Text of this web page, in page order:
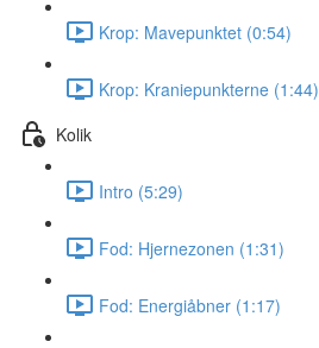
Krop: Mavepunktet (0:54)
Krop: Kraniepunkterne (1:44)
Kolik
Intro (5:29)
Fod: Hjernezonen (1:31)
Fod: Energiåbner (1:17)